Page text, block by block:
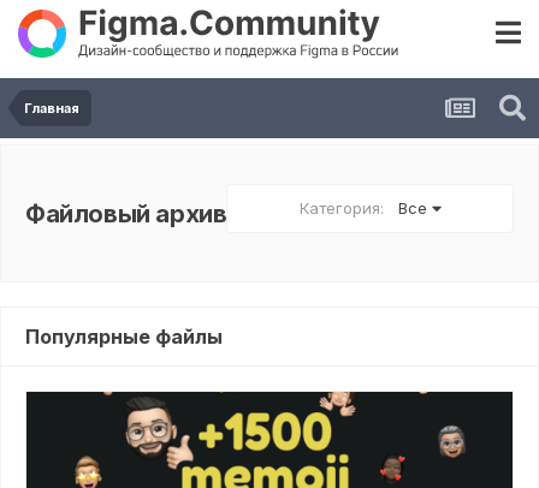
Главная
Файловый архив Категория: Все
Популярные файлы